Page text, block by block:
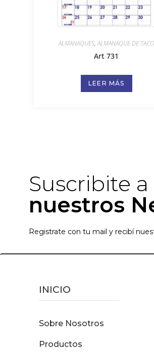
ALMANAQUES,ALMANAQUE DE TACO
Art 731
LEER MÁS
Suscribite a
nuestros
Registrate con tu mail y recibí
INICIO
Sobre Nosotros
Productos